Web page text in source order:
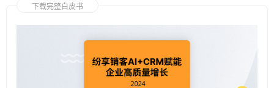
下载完整白皮书